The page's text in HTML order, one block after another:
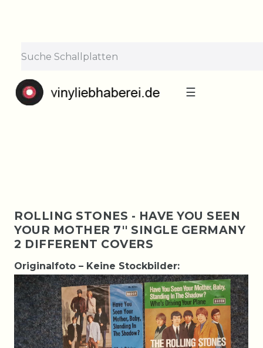
Bestellungen nehmen wir gerne entgegen —
der Versand startet wieder ab Montag, 31.
☰
ROLLING STONES - HAVE YOU SEEN
YOUR MOTHER 7'' SINGLE GERMANY
2 DIFFERENT COVERS
Originalfoto – Keine Stockbilder: